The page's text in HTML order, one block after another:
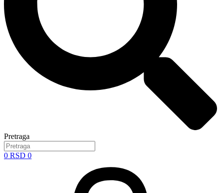
Pretraga
0 RSD 0